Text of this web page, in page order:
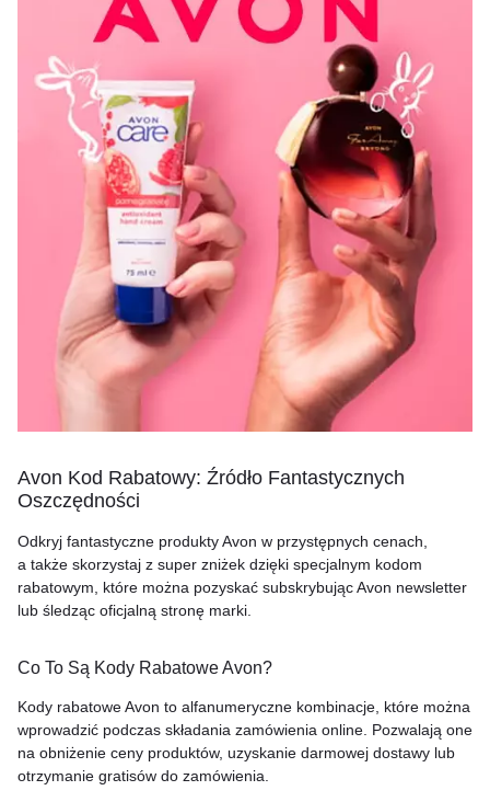
Avon Kod Rabatowy: Źródło Fantastycznych
Oszczędności
Odkryj fantastyczne produkty Avon w przystępnych cenach,
a także skorzystaj z super zniżek dzięki specjalnym kodom
rabatowym, które można pozyskać subskrybując Avon newsletter
lub śledząc oficjalną stronę marki.
Co To Są Kody Rabatowe Avon?
Kody rabatowe Avon to alfanumeryczne kombinacje, które można
wprowadzić podczas składania zamówienia online. Pozwalają one
na obniżenie ceny produktów, uzyskanie darmowej dostawy lub
otrzymanie gratisów do zamówienia.